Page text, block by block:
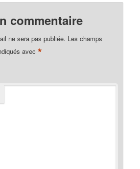
commentaire
ne sera pas publiée. Les champs
avec*